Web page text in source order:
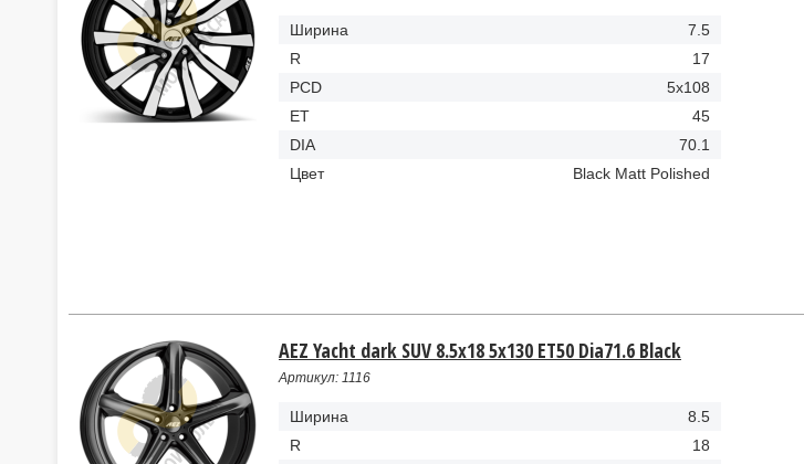
Ширина
7.5
R
17
PCD
5x108
ET
45
DIA
70.1
Цвет
Black Matt Polished
AEZ Yacht dark SUV 8.5x18 5x130 ET50 Dia71.6 Black
Артикул: 1116
Ширина
8.5
R
18